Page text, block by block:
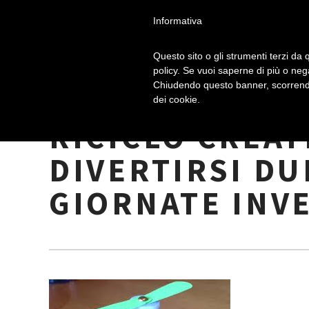
GIOCHI
RICICLO
DIVERTIRSI
GIORNATE
Informativa
Questo sito o gli strumenti terzi da
policy. Se vuoi saperne di più o
Chiudendo questo banner,
dei cookie.